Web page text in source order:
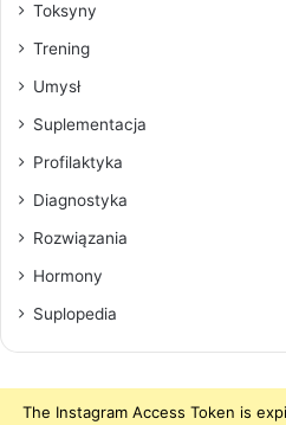
Toksyny
Trening
Umysł
Suplementacja
Profilaktyka
Diagnostyka
Rozwiązania
Hormony
Suplopedia
The Instagram Access Token is